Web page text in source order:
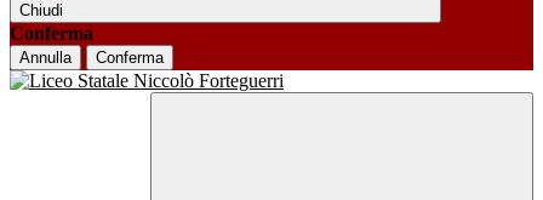
Chiudi
Conferma
Annulla Conferma